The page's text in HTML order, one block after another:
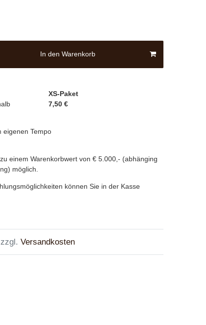
In den Warenkorb
XS-Paket
7,50 €
eigenen Tempo
einem Warenkorbwert von € 5.000,- (abhänging
möglich.
können Sie in der Kasse
Versandkosten